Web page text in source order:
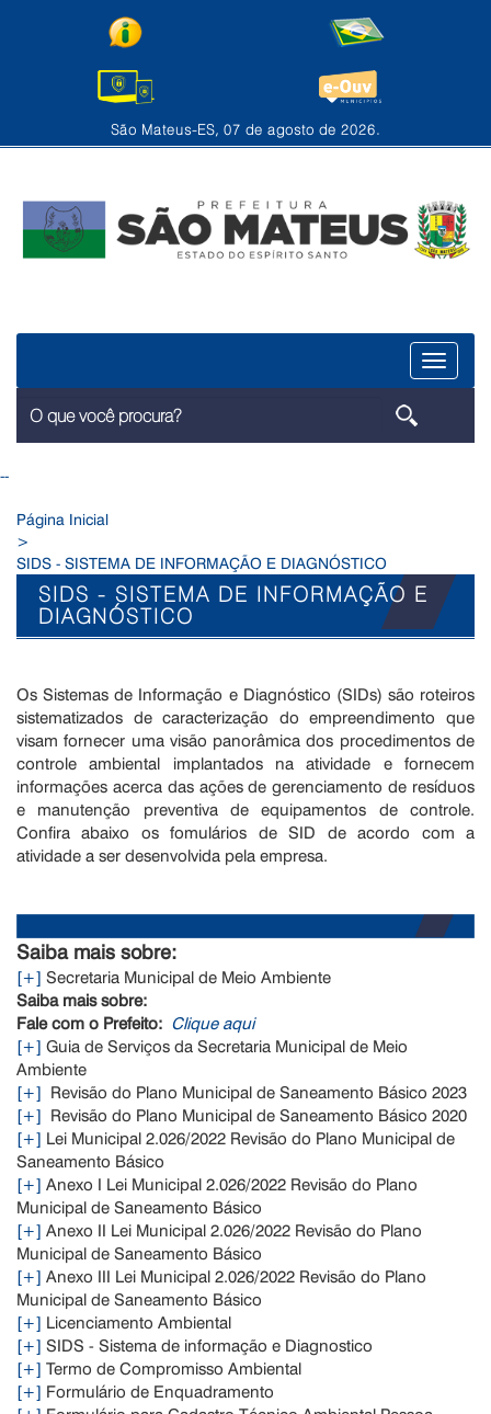
São Mateus-ES, 07 de agosto de 2026.
Menu
--
Página Inicial
>
SIDS - SISTEMA DE INFORMAÇÃO E DIAGNÓSTICO
SIDS - SISTEMA DE INFORMAÇÃO E
DIAGNÓSTICO
Os Sistemas de Informação e Diagnóstico (SIDs) são roteiros
sistematizados de caracterização do empreendimento que
visam fornecer uma visão panorâmica dos procedimentos de
controle ambiental implantados na atividade e fornecem
informações acerca das ações de gerenciamento de resíduos
e manutenção preventiva de equipamentos de controle.
Confira abaixo os fomulários de SID de acordo com a
atividade a ser desenvolvida pela empresa.
Saiba mais sobre:
[+] Secretaria Municipal de Meio Ambiente
Saiba mais sobre:
Fale com o Prefeito: Clique aqui
[+] Guia de Serviços da Secretaria Municipal de Meio
Ambiente
[+] Revisão do Plano Municipal de Saneamento Básico 2023
[+] Revisão do Plano Municipal de Saneamento Básico 2020
[+] Lei Municipal 2.026/2022 Revisão do Plano Municipal de
Saneamento Básico
[+] Anexo I Lei Municipal 2.026/2022 Revisão do Plano
Municipal de Saneamento Básico
[+] Anexo II Lei Municipal 2.026/2022 Revisão do Plano
Municipal de Saneamento Básico
[+] Anexo III Lei Municipal 2.026/2022 Revisão do Plano
Municipal de Saneamento Básico
[+] Licenciamento Ambiental
[+] SIDS - Sistema de informação e Diagnostico
[+] Termo de Compromisso Ambiental
[+] Formulário de Enquadramento